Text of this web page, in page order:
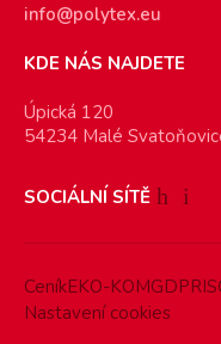
info@polytex.eu
KDE NÁS NAJDETE
Úpická 120
54234 Malé
SOCIÁLNÍ SÍTĚ
CeníkEKO-KOMGDPR
Nastavení cookies